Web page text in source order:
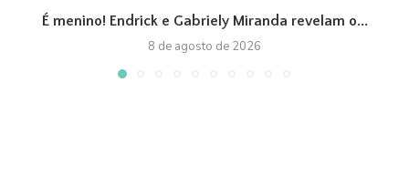
É menino! Endrick e Gabriely Miranda revelam o...
8 de agosto de 2026